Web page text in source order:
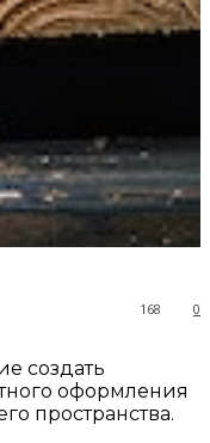
0
168
создать
оформления
пространства.